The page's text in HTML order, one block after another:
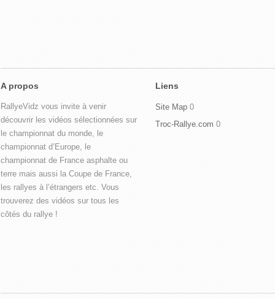
A propos
RallyeVidz vous invite à venir
découvrir les vidéos sélectionnées sur
le championnat du monde, le
championnat d’Europe, le
championnat de France asphalte ou
terre mais aussi la Coupe de France,
les rallyes à l’étrangers etc. Vous
trouverez des vidéos sur tous les
côtés du rallye !
Liens
Site Map 0
Troc-Rallye.com 0